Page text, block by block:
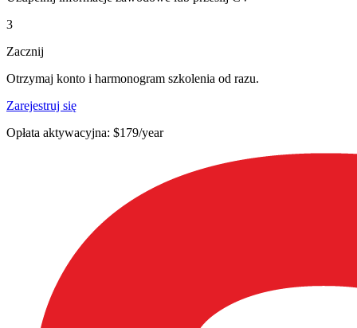
3
Zacznij
Otrzymaj konto i harmonogram szkolenia od razu.
Zarejestruj się
Opłata aktywacyjna: $179/year